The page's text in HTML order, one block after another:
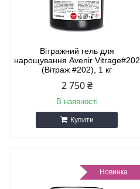
Вітражний гель для
нарощування Avenir Vitrage#202
(Вітраж #202), 1 кг
2 750 ₴
В наявності
Купити
Новинка